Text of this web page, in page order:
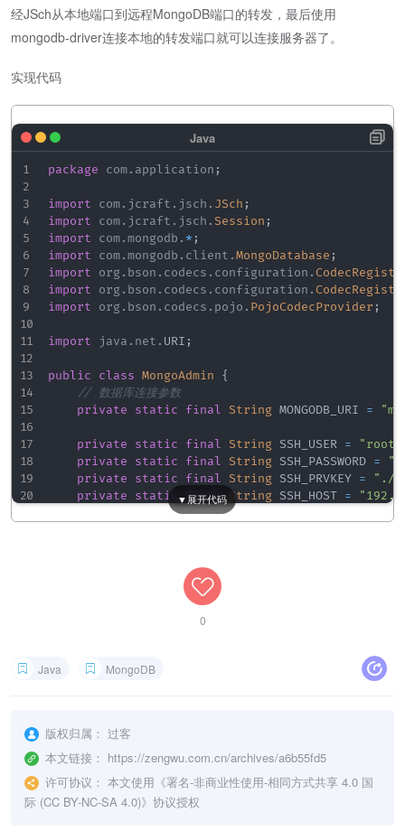
经JSch从本地端口到远程MongoDB端口的转发，最后使用
mongodb-driver连接本地的转发端口就可以连接服务器了。
实现代码
package com. application ;
import com. jcraft . jsch . JSch ;
import
com. jcraft . jsch . Session ;
import
com.mongodb .*;
import
com.mongodb . client .MongoDatabase ;
import
org . bson . codecs . configuration .
import
org . bson . codecs . configuration .
import
org . bson . codecs . pojo . PojoCodecProvider ;
import java . net . URI ;
public class MongoAdmin
{
// 数据库连接参数
private
static final String MONGODB_URI =
private static final String SSH_USER = "root"
private
static final String SSH_PASSWORD =
private
static final String SSH_PRVKEY =
"./
private
static final String SSH_HOST =
static final Integer
uri = new
.
            config
"StrictHostKeyChecking",
if
(!"" .equals(SSH_PRVKEY))
}
0
Java MongoDB
版权归属： 过客
本文链接： https://zengwu.com.cn/archives/a6b55fd5
许可协议： 本文使用《署名-非商业性使用-相同方式共享 4.0 国
际 (CC BY-NC-SA 4.0)》协议授权